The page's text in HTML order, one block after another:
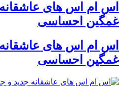
اس ام اس های
غمگین احساسی
اس ام اس های
غمگین احساسی